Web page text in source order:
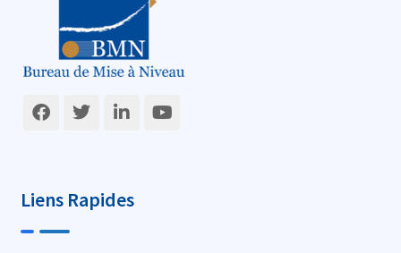
Liens Rapides